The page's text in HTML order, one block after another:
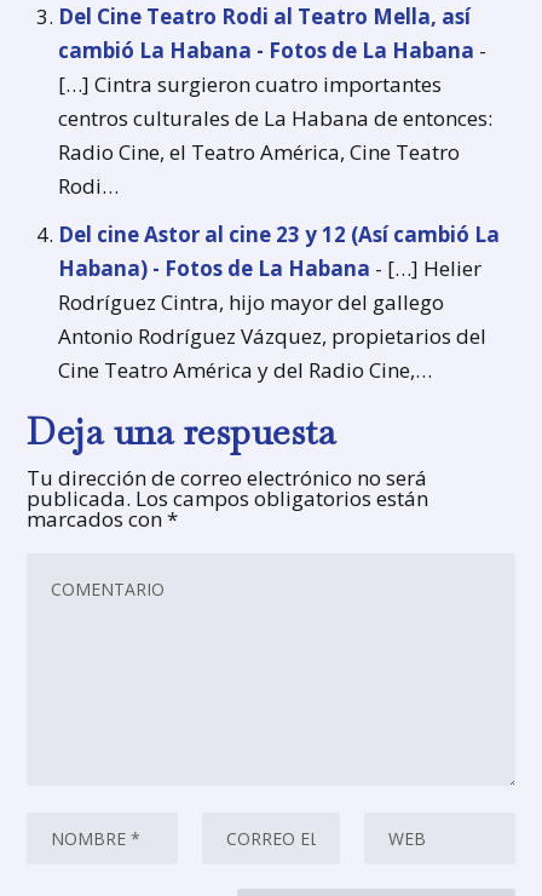
Del Cine Teatro Rodi al Teatro Mella, así
cambió La Habana - Fotos de La Habana -
[…] Cintra surgieron cuatro importantes
centros culturales de La Habana de entonces:
Radio Cine, el Teatro América, Cine Teatro
Rodi…
Del cine Astor al cine 23 y 12 (Así cambió La
Habana) - Fotos de La Habana - […] Helier
Rodríguez Cintra, hijo mayor del gallego
Antonio Rodríguez Vázquez, propietarios del
Cine Teatro América y del Radio Cine,…
Deja una respuesta
Tu dirección de correo electrónico no será
publicada. Los campos obligatorios están
marcados con*